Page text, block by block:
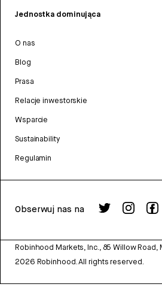
Jednostka dominująca
O nas
Blog
Prasa
Relacje inwestorskie
Wsparcie
Sustainability
Regulamin
Obserwuj nas na
Robinhood Markets, Inc., 85 Willow Road,
2026 Robinhood. All rights reserved.